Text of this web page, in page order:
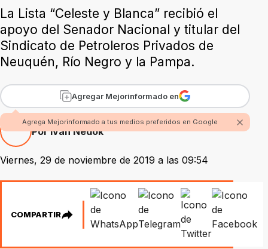
La Lista “Celeste y Blanca” recibió el
apoyo del Senador Nacional y titular del
Sindicato de Petroleros Privados de
Neuquén, Río Negro y la Pampa.
Agregar Mejorinformado en
Agrega Mejorinformado a tus medios preferidos en Google
Por Iván Nedok
Viernes, 29 de noviembre de 2019 a las 09:54
COMPARTIR